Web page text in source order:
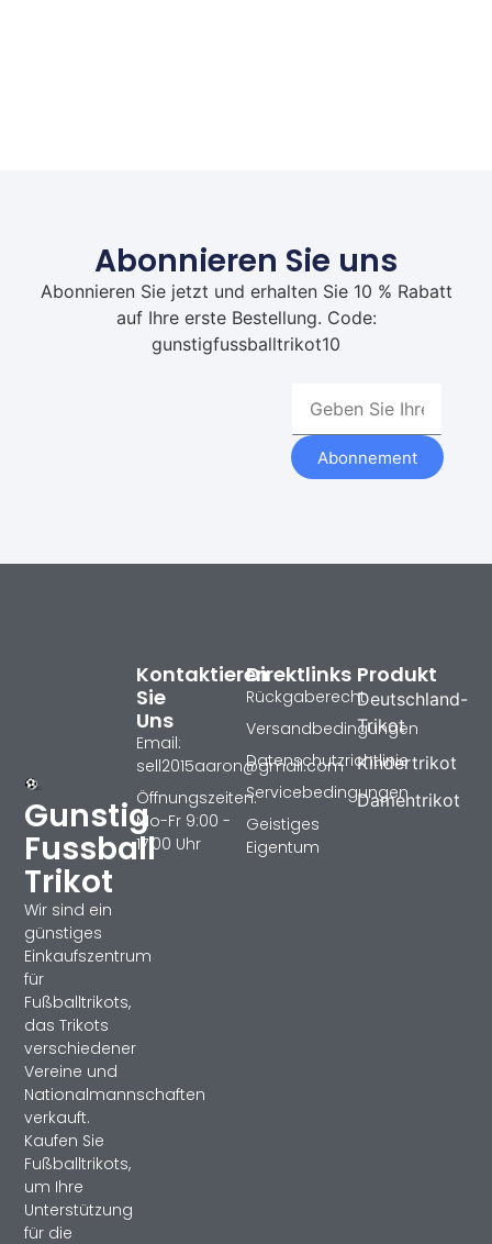
Abonnieren Sie uns
Abonnieren Sie jetzt und erhalten Sie 10 % Rabatt
auf Ihre erste Bestellung. Code:
gunstigfussballtrikot10
Abonnement
Gunstig
Fussball
Trikot
Wir sind ein
günstiges
Einkaufszentrum
für
Fußballtrikots,
das Trikots
verschiedener
Vereine und
Nationalmannschaften
verkauft.
Kaufen Sie
Fußballtrikots,
um Ihre
Unterstützung
für die
Produkt
Deutschland-
Trikot
Kindertrikot
Damentrikot
Direktlinks
Rückgaberecht
Versandbedingungen
Datenschutzrichtlinie
Servicebedingungen
Geistiges
Eigentum
Kontaktieren
Sie
Uns
Email:
sell2015aaron@gmail.com
Öffnungszeiten:
Mo-Fr 9:00 -
17:00 Uhr